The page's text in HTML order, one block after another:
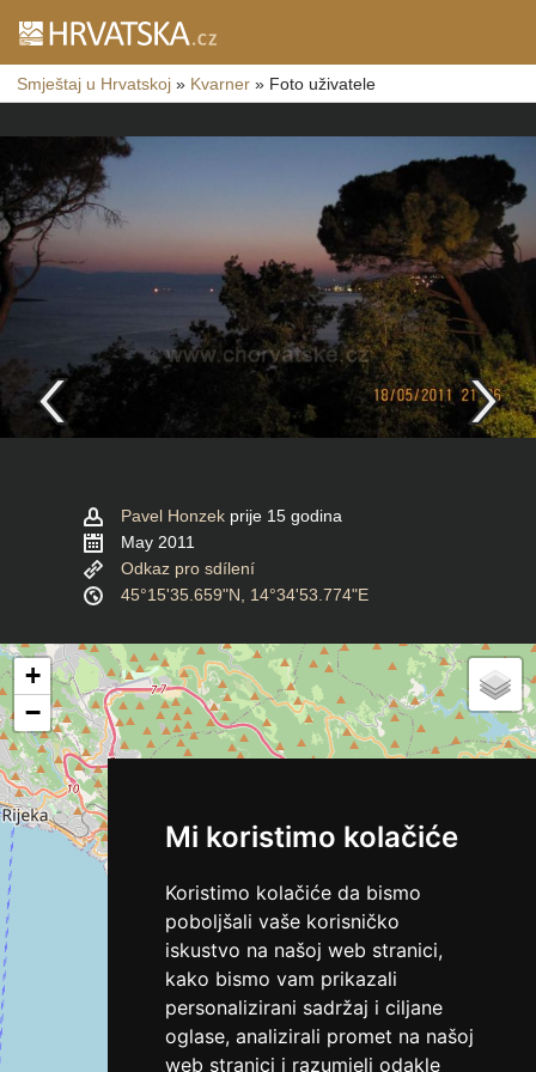
Mi koristimo kolačiće
Koristimo kolačiće da bismo
poboljšali vaše korisničko
iskustvo na našoj web stranici,
kako bismo vam prikazali
personalizirani sadržaj i ciljane
oglase, analizirali promet na našoj
web stranici i razumjeli odakle
Smještaj u Hrvatskoj » Kvarner » Foto uživatele
Pavel Honzek prije 15 godina
May 2011
Odkaz pro sdílení
45°15'35.659"N, 14°34'53.774"E
+
−